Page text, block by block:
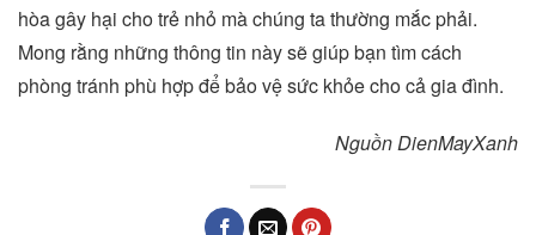
hòa gây hại cho trẻ nhỏ mà chúng ta thường mắc phải.
Mong rằng những thông tin này sẽ giúp bạn tìm cách
phòng tránh phù hợp để bảo vệ sức khỏe cho cả gia đình.
Nguồn DienMayXanh